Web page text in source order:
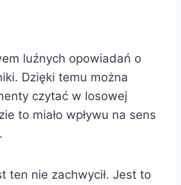
luźnych opowiadań o
Dzięki temu można
czytać w losowej
to miało wpływu na sens
ten nie zachwycił. Jest to